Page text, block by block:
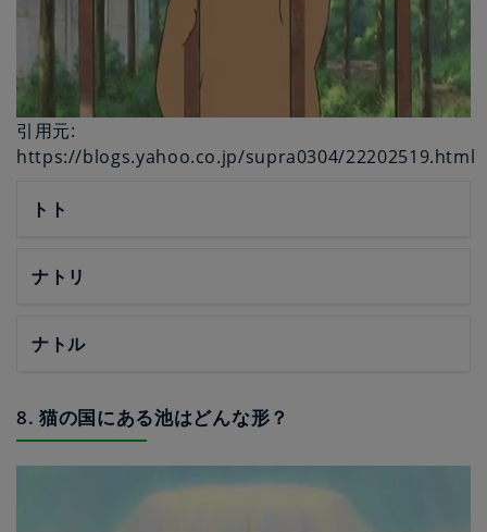
引用元:
https://blogs.yahoo.co.jp/supra0304/22202519.html
トト
ナトリ
ナトル
8. 猫の国にある池はどんな形？